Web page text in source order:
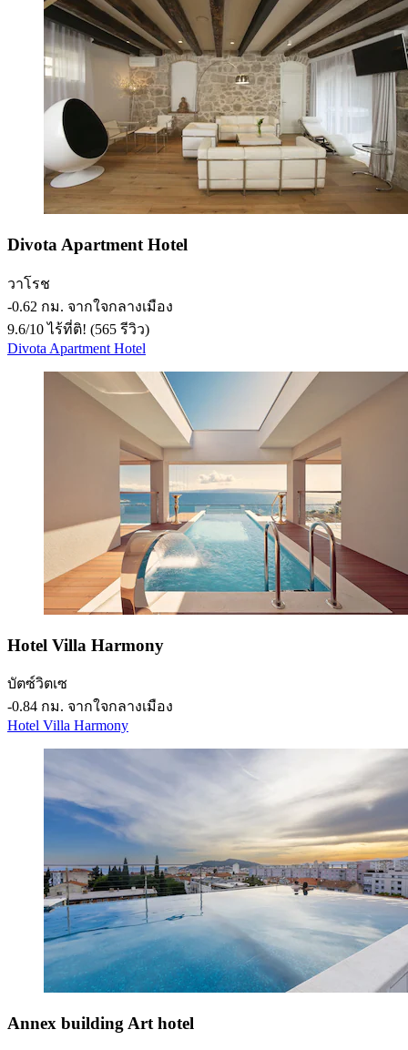
Divota Apartment Hotel
วาโรช
‐0.62 กม. จากใจกลางเมือง
9.6/10ไร้ที่ติ! (565 รีวิว)
Divota Apartment Hotel
Hotel Villa Harmony
บัตซ์วิตเซ
‐0.84 กม. จากใจกลางเมือง
Hotel Villa Harmony
Annex building Art hotel